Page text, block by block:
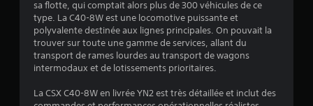
t
o
l
sa flotte, qui comptait alors plus de 300 véhicules de ce
type. La C40-8W est une locomotive puissante et
polyvalente destinée aux lignes principales. On pouvait la
trouver sur toute une gamme de services, allant du
transport de rames lourdes au transport de wagons
intermodaux et de lotissements prioritaires.
La CSX C40-8W en livrée YN2 est très détaillée et inclut des